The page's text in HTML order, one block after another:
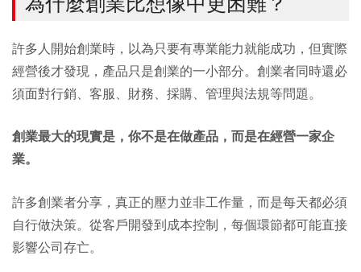
許多人開始創業時，以為只要有專業能力就能成功，但實際
經營後才發現，產品只是創業的一小部分。創業者同時還必
須面對行銷、客服、財務、採購、管理與法規等問題。
創業最大的現實是，你不是在做產品，而是在經營一家企
業。
許多創業者分享，真正的壓力並非工作量，而是每天都必須
自行做決策。從客戶開發到成本控制，每個環節都可能直接
影響公司存亡。